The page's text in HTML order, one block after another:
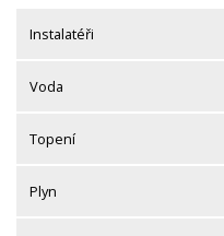
Instalatéři
Voda
Topení
Plyn